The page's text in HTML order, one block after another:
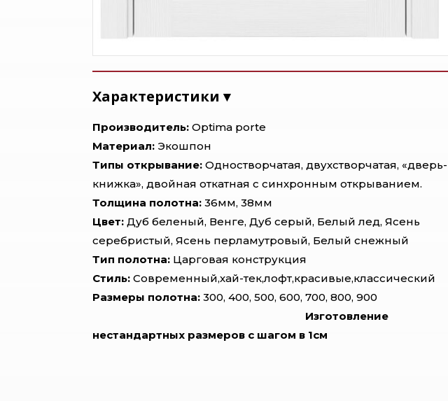
Характеристики ▾
Производитель: Optima porte
Материал: Экошпон
Типы открывание: Одностворчатая, двухстворчатая, «дверь-
книжка», двойная откатная с синхронным открыванием.
Толщина полотна: 36мм, 38мм
Цвет: Дуб беленый, Венге, Дуб серый, Белый лед, Ясень
серебристый, Ясень перламутровый, Белый снежный
Тип полотна: Царговая конструкция
Стиль: Современный,хай-тек,лофт,красивые,классический
Размеры полотна: 300, 400, 500, 600, 700, 800, 900
Изготовление
нестандартных размеров с шагом в 1см